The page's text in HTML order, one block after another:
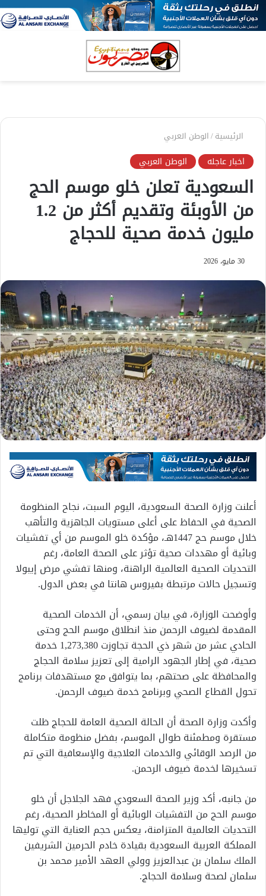
الرئيسية/الوطن العربي
اخبار عاجله الوطن العربي
السعودية تعلن خلو موسم الحج
من الأوبئة وتقديم أكثر من 1.2
مليون خدمة صحية للحجاج
30 مايو، 2026
أعلنت وزارة الصحة السعودية، اليوم السبت، نجاح المنظومة
الصحية في الحفاظ على أعلى مستويات الجاهزية والتأهب
خلال موسم حج 1447هـ، مؤكدة خلو الموسم من أي تفشيات
وبائية أو مهددات صحية تؤثر على الصحة العامة، رغم
التحديات الصحية العالمية الراهنة، ومنها تفشي مرض إيبولا
وتسجيل حالات مرتبطة بفيروس هانتا في بعض الدول.
وأوضحت الوزارة، في بيان رسمي، أن الخدمات الصحية
المقدمة لضيوف الرحمن منذ انطلاق موسم الحج وحتى
الحادي عشر من شهر ذي الحجة تجاوزت 1,273,380 خدمة
صحية، في إطار الجهود الرامية إلى تعزيز سلامة الحجاج
والمحافظة على صحتهم، بما يتوافق مع مستهدفات برنامج
تحول القطاع الصحي وبرنامج خدمة ضيوف الرحمن.
وأكدت وزارة الصحة أن الحالة الصحية العامة للحجاج ظلت
مستقرة ومطمئنة طوال الموسم، بفضل منظومة متكاملة
من الرصد الوقائي والخدمات العلاجية والإسعافية التي تم
تسخيرها لخدمة ضيوف الرحمن.
من جانبه، أكد وزير الصحة السعودي فهد الجلاجل أن خلو
موسم الحج من التفشيات الوبائية أو المخاطر الصحية، رغم
التحديات العالمية المتزامنة، يعكس حجم العناية التي توليها
المملكة العربية السعودية بقيادة خادم الحرمين الشريفين
الملك سلمان بن عبدالعزيز وولي العهد الأمير محمد بن
سلمان لصحة وسلامة الحجاج.